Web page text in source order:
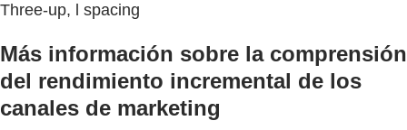
Three-up, l spacing
Más información sobre la comprensión
del rendimiento incremental de los
canales de marketing